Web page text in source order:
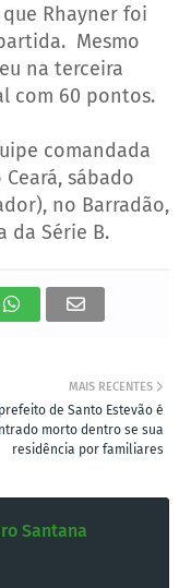
Rhayner foi
Mesmo
na terceira
com 60 pontos.
comandada
sábado
no Barradão,
da Série B.
MAIS RECENTES
de Santo Estevão é
morto dentro se sua
residência por familiares
Santana